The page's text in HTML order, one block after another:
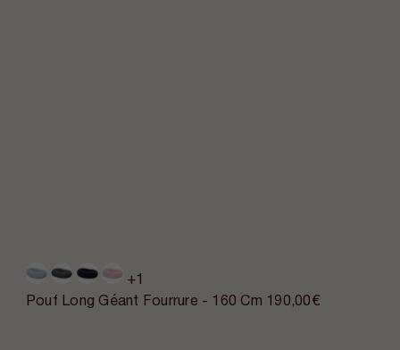
+1
Pouf Long Géant Fourrure - 160 Cm 190,00€